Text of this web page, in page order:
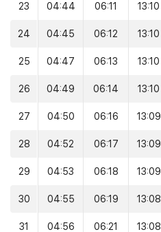
23 04:44 06:11 13:10
24 04:45 06:12 13:10
25 04:47 06:13 13:10
26 04:49 06:14 13:10
27 04:50 06:16 13:09
28 04:52 06:17 13:09
29 04:53 06:18 13:09
30 04:55 06:19 13:08
31 04:56 06:21 13:08